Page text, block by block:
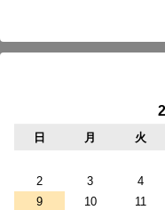
日 月 火
2
3 4
9
10 11